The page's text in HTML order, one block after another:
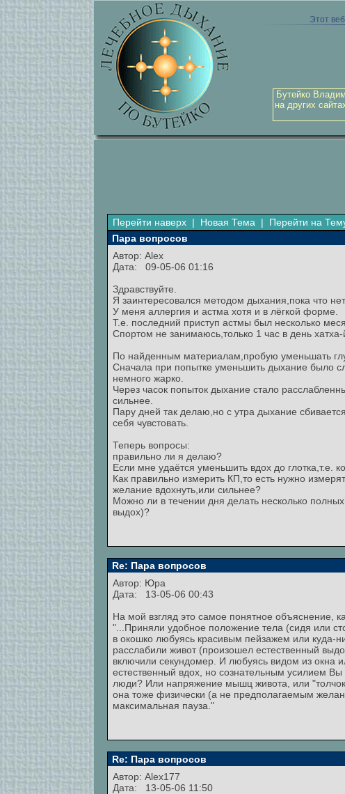
Этот
Бутейко
на других
Перейти наверх | Новая Тема | Перейти на
Пара вопросов
Автор: Alex
Дата: 09-05-06 01:16
Здравствуйте.
Я заинтересовался методом дыхания,пока что
У меня аллергия и астма хотя и в лёгкой форме.
Т.е. последний приступ астмы был несколько
Спортом не занимаюсь,только 1 час в день хатха-
По найденным материалам,пробую уменьшать
Сначала при попытке уменьшить дыхание было
немного жарко.
Через часок попыток дыхание стало
сильнее.
Пару дней так делаю,но с утра дыхание
себя чувстовать.
Теперь вопросы:
правильно ли я делаю?
Если мне удаётся уменьшить вдох до глотка,т.е.
Как правильно измерить КП,то есть нужно
желание вдохнуть,или сильнее?
Можно ли в течении дня делать несколько
выдох)?
Re: Пара вопросов
Автор: Юра
Дата: 13-05-06 00:43
На мой взгляд это самое понятное объяснение,
"...Приняли удобное положение тела (сидя или
в окошко любуясь красивым пейзажем или куда-
расслабили живот (произошел естественный
включили секундомер. И любуясь видом из окна
естественный вдох, но сознательным усилием
люди? Или напряжение мышц живота, или
она тоже физически (а не предполагаемым
максимальная пауза."
Re: Пара вопросов
Автор: Alex177
Дата: 13-05-06 11:50